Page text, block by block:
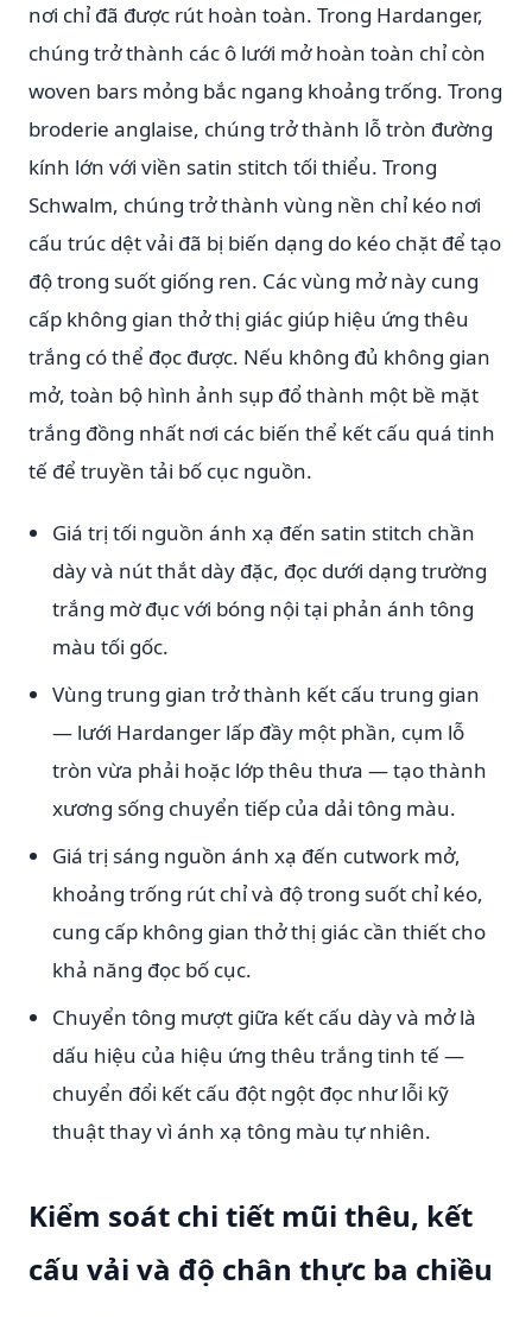
nơi chỉ đã được rút hoàn toàn. Trong Hardanger,
chúng trở thành các ô lưới mở hoàn toàn chỉ còn
woven bars mỏng bắc ngang khoảng trống. Trong
broderie anglaise, chúng trở thành lỗ tròn đường
kính lớn với viền satin stitch tối thiểu. Trong
Schwalm, chúng trở thành vùng nền chỉ kéo nơi
cấu trúc dệt vải đã bị biến dạng do kéo chặt để tạo
độ trong suốt giống ren. Các vùng mở này cung
cấp không gian thở thị giác giúp hiệu ứng thêu
trắng có thể đọc được. Nếu không đủ không gian
mở, toàn bộ hình ảnh sụp đổ thành một bề mặt
trắng đồng nhất nơi các biến thể kết cấu quá tinh
tế để truyền tải bố cục nguồn.
Giá trị tối nguồn ánh xạ đến satin stitch chần
dày và nút thắt dày đặc, đọc dưới dạng trường
trắng mờ đục với bóng nội tại phản ánh tông
màu tối gốc.
Vùng trung gian trở thành kết cấu trung gian
— lưới Hardanger lấp đầy một phần, cụm lỗ
tròn vừa phải hoặc lớp thêu thưa — tạo thành
xương sống chuyển tiếp của dải tông màu.
Giá trị sáng nguồn ánh xạ đến cutwork mở,
khoảng trống rút chỉ và độ trong suốt chỉ kéo,
cung cấp không gian thở thị giác cần thiết cho
khả năng đọc bố cục.
Chuyển tông mượt giữa kết cấu dày và mở là
dấu hiệu của hiệu ứng thêu trắng tinh tế —
chuyển đổi kết cấu đột ngột đọc như lỗi kỹ
thuật thay vì ánh xạ tông màu tự nhiên.
Kiểm soát chi tiết mũi thêu, kết
cấu vải và độ chân thực ba chiều